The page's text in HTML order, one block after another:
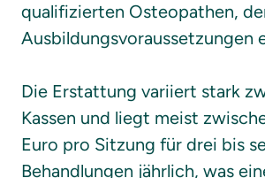
qualifizierten Osteopathen,
Ausbildungsvoraussetzungen
Die Erstattung variiert stark
Kassen und liegt meist
Euro pro Sitzung für drei bis
Behandlungen jährlich, was